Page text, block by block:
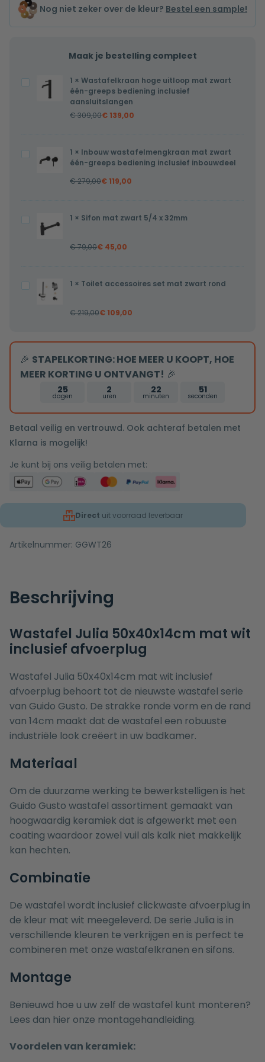
Nog niet zeker over de kleur? Bestel een sample!
Maak je bestelling compleet
Wastafelkraan
hoge
één-
bediening
aansluitslangen
1 × Wastafelkraan hoge uitloop mat zwart
één-greeps bediening inclusief
aansluitslangen
€309,00€ 139,00
Inbouw
wastafelmengkraan
greeps
bediening
1 × Inbouw wastafelmengkraan mat zwart
één-greeps bediening inclusief inbouwdeel
€279,00€ 119,00
Sifon
mat
32mm
1 × Sifon mat zwart 5/4 x 32mm
€79,00€ 45,00
Toilet
accessoires
zwart
rond
1 × Toilet accessoires set mat zwart rond
€219,00€ 109,00
🎉 STAPELKORTING: HOE MEER U KOOPT, HOE
MEER KORTING U ONTVANGT! 🎉
25
dagen
2
uren
22
minuten
51
seconden
Betaal veilig en vertrouwd. Ook achteraf betalen met
Klarna is mogelijk!
Je kunt bij ons veilig betalen met:
Direct uit voorraad leverbaar
Artikelnummer: GGWT26
Beschrijving
Wastafel Julia 50x40x14cm mat wit
inclusief afvoerplug
Wastafel Julia 50x40x14cm mat wit inclusief
afvoerplug behoort tot de nieuwste wastafel serie
van Guido Gusto. De strakke ronde vorm en de rand
van 14cm maakt dat de wastafel een robuuste
industriële look creëert in uw badkamer.
Materiaal
Om de duurzame werking te bewerkstelligen is het
Guido Gusto wastafel assortiment gemaakt van
hoogwaardig keramiek dat is afgewerkt met een
coating waardoor zowel vuil als kalk niet makkelijk
kan hechten.
Combinatie
De wastafel wordt inclusief clickwaste afvoerplug in
de kleur mat wit meegeleverd. De serie Julia is in
verschillende kleuren te verkrijgen en is perfect te
combineren met onze wastafelkranen en sifons.
Montage
Benieuwd hoe u uw zelf de wastafel kunt monteren?
Lees dan hier onze montagehandleiding.
Voordelen van keramiek: